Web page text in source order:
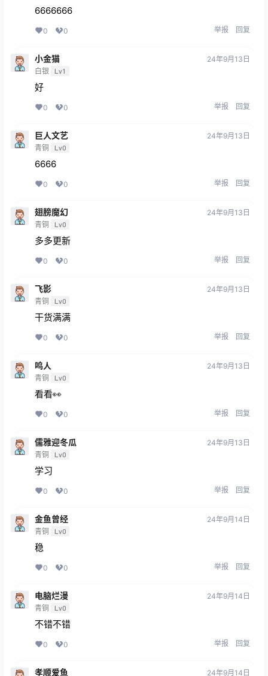
6666666
0 0 举报 回复
小金猫
白银 Lv1
24年9月13日
好
0 0 举报 回复
巨人文艺
青铜 Lv0
24年9月13日
6666
0 0 举报 回复
翅膀魔幻
青铜 Lv0
24年9月13日
多多更新
0 0 举报 回复
飞影
青铜 Lv0
24年9月13日
干货满满
0 0 举报 回复
鸣人
青铜 Lv0
24年9月13日
看看👀
0 0 举报 回复
儒雅迎冬瓜
青铜 Lv0
24年9月13日
学习
0 0 举报 回复
金鱼曾经
青铜 Lv0
24年9月14日
稳
0 0 举报 回复
电脑烂漫
青铜 Lv0
24年9月14日
不错不错
0 0 举报 回复
孝顺爱鱼 24年9月14日